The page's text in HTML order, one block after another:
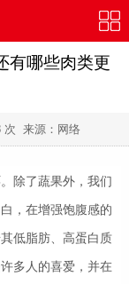
有哪些肉类更
次 来源：网络
除了蔬果外，我们
，在增强饱腹感的
低脂肪、高蛋白质
多人的喜爱，并在